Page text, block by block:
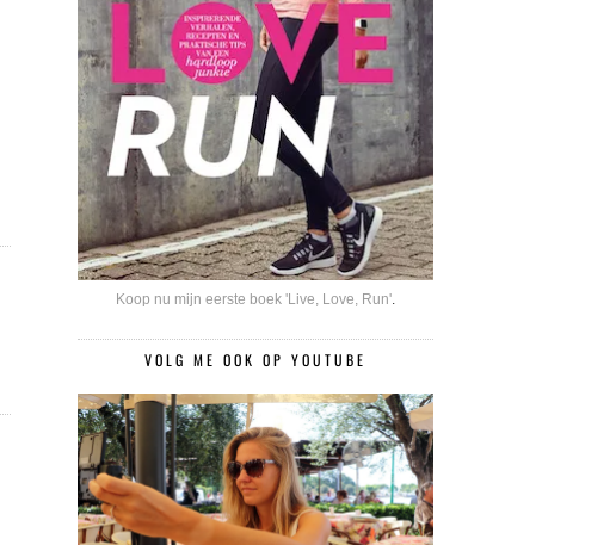
Koop nu mijn eerste boek 'Live, Love, Run'.
VOLG ME OOK OP YOUTUBE